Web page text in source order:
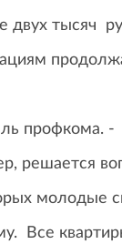
тысяч
профкома.
решается
молодые
Все